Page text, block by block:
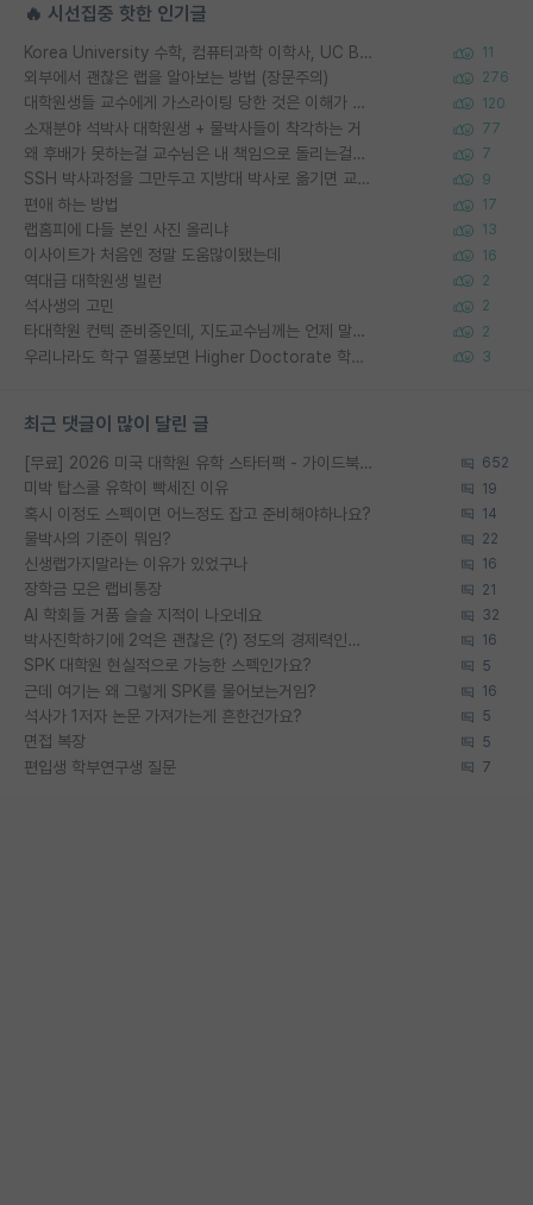
🔥 시선집중 핫한 인기글
Korea University 수학, 컴퓨터과학 이학사, UC Berkeley 산업공학 대학원 공학박사가 되는 것은 쉽지 않겠죠? 11
외부에서 괜찮은 랩을 알아보는 방법 (장문주의) 276
대학원생들 교수에게 가스라이팅 당한 것은 이해가 갑니다. 안타깝네요. 120
소재분야 석박사 대학원생 + 물박사들이 착각하는 거 77
왜 후배가 못하는걸 교수님은 내 책임으로 돌리는걸까요? 7
SSH 박사과정을 그만두고 지방대 박사로 옮기면 교수의 꿈은 끝일까요? 9
편애 하는 방법 17
랩홈피에 다들 본인 사진 올리냐 13
이사이트가 처음엔 정말 도움많이됐는데 16
역대급 대학원생 빌런 2
석사생의 고민 2
타대학원 컨텍 준비중인데, 지도교수님께는 언제 말씀드려야 할까요? 2
우리나라도 학구 열풍보면 Higher Doctorate 학위가 필요하다고 봅니다. 3
최근 댓글이 많이 달린 글
[무료] 2026 미국 대학원 유학 스타터팩 - 가이드북 & 합격자 컨택메일 템플릿 652
미박 탑스쿨 유학이 빡세진 이유 19
혹시 이정도 스펙이면 어느정도 잡고 준비해야하나요? 14
물박사의 기준이 뭐임? 22
신생랩가지말라는 이유가 있었구나 16
장학금 모은 랩비통장 21
AI 학회들 거품 슬슬 지적이 나오네요 32
박사진학하기에 2억은 괜찮은 (?) 정도의 경제력인가요 16
SPK 대학원 현실적으로 가능한 스펙인가요? 5
근데 여기는 왜 그렇게 SPK를 물어보는거임? 16
석사가 1저자 논문 가져가는게 흔한건가요? 5
면접 복장 5
편입생 학부연구생 질문 7